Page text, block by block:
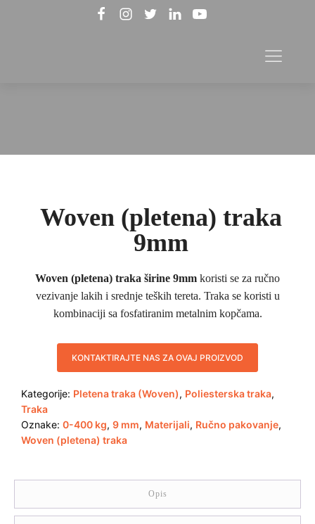
Woven (pletena) traka
9mm
Woven (pletena) traka širine 9mm koristi se za ručno
vezivanje lakih i srednje teških tereta. Traka se koristi u
kombinaciji sa fosfatiranim metalnim kopčama.
KONTAKTIRAJTE NAS ZA OVAJ PROIZVOD
Kategorije: Pletena traka (Woven), Poliesterska traka,
Traka
Oznake: 0-400 kg, 9 mm, Materijali, Ručno pakovanje,
Woven (pletena) traka
Opis